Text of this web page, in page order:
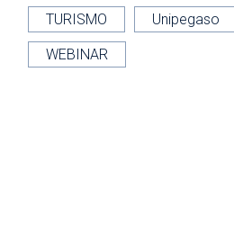
TURISMO Unipegaso
WEBINAR